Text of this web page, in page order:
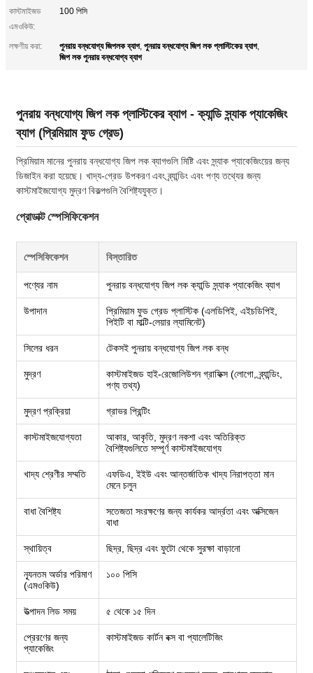
কাস্টমাইজড
এমওকিউ:
100 পিসি
লক্ষণীয় করা: পুনরায় বন্ধযোগ্য জিপলক ব্যাগ, পুনরায় বন্ধযোগ্য জিপ লক প্লাস্টিকের ব্যাগ,
জিপ লক পুনরায় বন্ধযোগ্য ব্যাগ
পুনরায় বন্ধযোগ্য জিপ লক প্লাস্টিকের ব্যাগ - ক্যান্ডি স্ন্যাক প্যাকেজিং
ব্যাগ (প্রিমিয়াম ফুড গ্রেড)
প্রিমিয়াম মানের পুনরায় বন্ধযোগ্য জিপ লক ব্যাগগুলি মিষ্টি এবং স্ন্যাক প্যাকেজিংয়ের জন্য
ডিজাইন করা হয়েছে। খাদ্য-গ্রেড উপকরণ এবং ব্র্যান্ডিং এবং পণ্য তথ্যের জন্য
কাস্টমাইজযোগ্য মুদ্রণ বিকল্পগুলি বৈশিষ্ট্যযুক্ত।
প্রোডাক্ট স্পেসিফিকেশন
স্পেসিফিকেশন বিস্তারিত
পণ্যের নাম পুনরায় বন্ধযোগ্য জিপ লক ক্যান্ডি স্ন্যাক প্যাকেজিং ব্যাগ
উপাদান
প্রিমিয়াম ফুড গ্রেড প্লাস্টিক (এলডিপিই, এইচডিপিই,
পিইটি বা মাল্টি-লেয়ার ল্যামিনেট)
সিলের ধরন টেকসই পুনরায় বন্ধযোগ্য জিপ লক বন্ধ
মুদ্রণ
কাস্টমাইজড হাই-রেজোলিউশন গ্রাফিক্স (লোগো, ব্র্যান্ডিং,
পণ্য তথ্য)
মুদ্রণ প্রক্রিয়া গ্রাভর প্রিন্টিং
কাস্টমাইজযোগ্যতা
আকার, আকৃতি, মুদ্রণ নকশা এবং অতিরিক্ত
বৈশিষ্ট্যগুলিতে সম্পূর্ণ কাস্টমাইজযোগ্য
খাদ্য শ্রেণীর সম্মতি
এফডিএ, ইইউ এবং আন্তর্জাতিক খাদ্য নিরাপত্তা মান
মেনে চলুন
বাধা বৈশিষ্ট্য
সতেজতা সংরক্ষণের জন্য কার্যকর আর্দ্রতা এবং অক্সিজেন
বাধা
স্থায়িত্ব ছিদ্র, ছিদ্র এবং ফুটো থেকে সুরক্ষা বাড়ানো
ন্যূনতম অর্ডার পরিমাণ
(এমওকিউ)
১০০ পিসি
উত্পাদন লিড সময় ৫ থেকে ১৫ দিন
প্রেরণের জন্য
প্যাকেজিং
কাস্টমাইজড কার্টন বক্স বা প্যালেটিজিং